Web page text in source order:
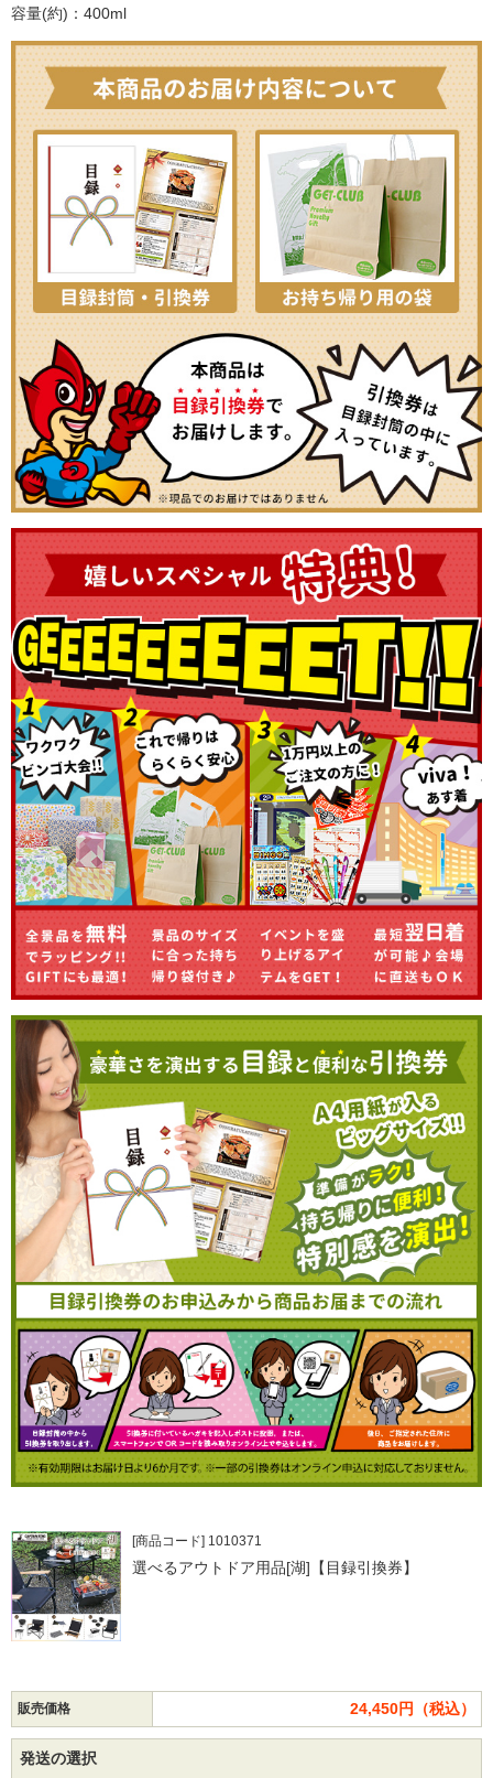
容量(約)：400ml
[商品コード] 1010371
選べるアウトドア用品[湖]【目録引換券】
販売価格 24,450円（税込）
発送の選択